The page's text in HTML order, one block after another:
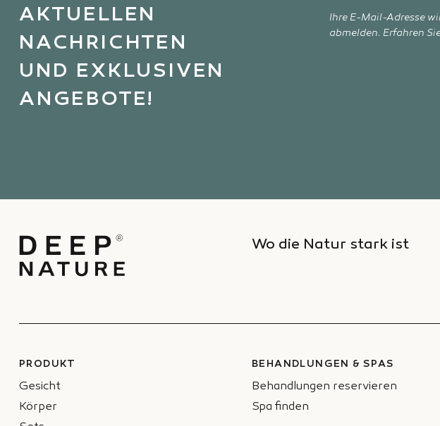
AKTUELLEN
NACHRICHTEN
UND EXKLUSIVEN
ANGEBOTE!
Ihre E-Mail-Adresse
abmelden. Erfahren
Wo die Natur stark ist
PRODUKT
Gesicht
Körper
BEHANDLUNGEN & SPAS
Behandlungen reservieren
Spa finden